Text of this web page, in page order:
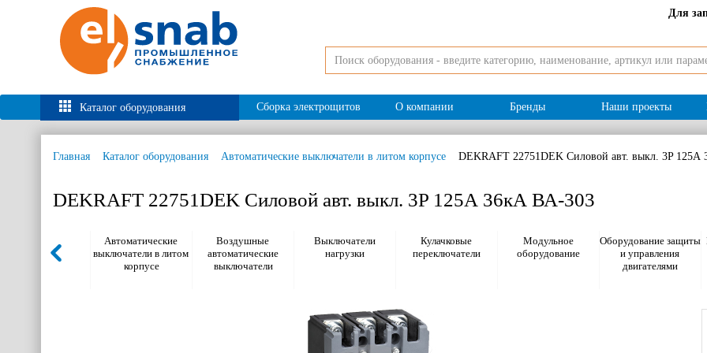
Для
Каталог оборудования Сборка электрощитов О компании Бренды Наши проекты
Главная Каталог оборудования Автоматические выключатели в литом корпусе DEKRAFT 22751DEK Силовой авт. выкл. 3P 125А
DEKRAFT 22751DEK Силовой авт. выкл. 3P 125А 36кА ВА-303
Автоматические
выключатели в литом
корпусе
Воздушные
автоматические
выключатели
Выключатели
нагрузки
Кулачковые
переключатели
Модульное
оборудование
Оборудование защиты
и управления
двигателями